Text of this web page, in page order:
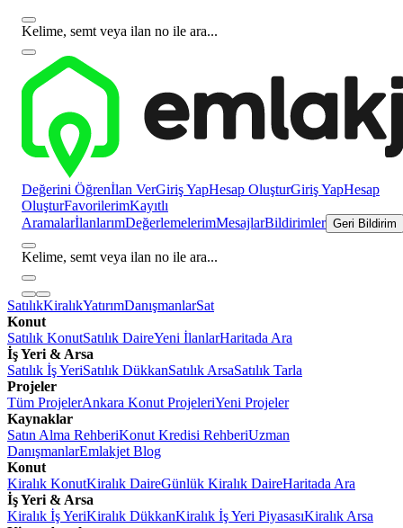
Kelime, semt veya ilan no ile ara...
Değerini Öğrenİlan VerGiriş YapHesap OluşturGiriş YapHesap
OluşturFavorilerimKayıtlı
AramalarİlanlarımDeğerlemelerimMesajlarBildirimler Geri Bildirim
Kelime, semt veya ilan no ile ara...
SatılıkKiralıkYatırımDanışmanlarSat
Konut
Satılık KonutSatılık DaireYeni İlanlarHaritada Ara
İş Yeri & Arsa
Satılık İş YeriSatılık DükkanSatılık ArsaSatılık Tarla
Projeler
Tüm ProjelerAnkara Konut ProjeleriYeni Projeler
Kaynaklar
Satın Alma RehberiKonut Kredisi RehberiUzman
DanışmanlarEmlakjet Blog
Konut
Kiralık KonutKiralık DaireGünlük Kiralık DaireHaritada Ara
İş Yeri & Arsa
Kiralık İş YeriKiralık DükkanKiralık İş Yeri PiyasasıKiralık Arsa